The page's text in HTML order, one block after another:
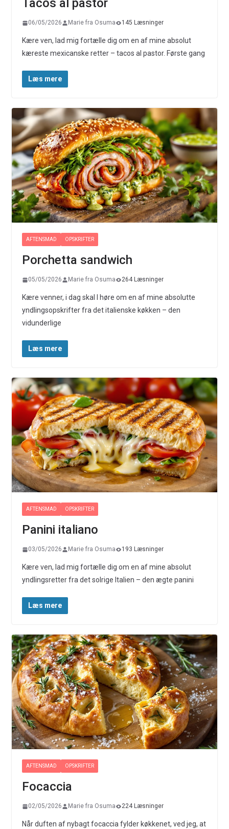
Tacos al pastor
06/05/2026 Marie fra Osuma 145 Læsninger
Kære ven, lad mig fortælle dig om en af mine absolut
kæreste mexicanske retter – tacos al pastor. Første gang
Læs mere
AFTENSMAD OPSKRIFTER
Porchetta sandwich
05/05/2026 Marie fra Osuma 264 Læsninger
Kære venner, i dag skal I høre om en af mine absolutte
yndlingsopskrifter fra det italienske køkken – den
vidunderlige
Læs mere
AFTENSMAD OPSKRIFTER
Panini italiano
03/05/2026 Marie fra Osuma 193 Læsninger
Kære ven, lad mig fortælle dig om en af mine absolut
yndlingsretter fra det solrige Italien – den ægte panini
Læs mere
AFTENSMAD OPSKRIFTER
Focaccia
02/05/2026 Marie fra Osuma 224 Læsninger
Når duften af nybagt focaccia fylder køkkenet, ved jeg, at